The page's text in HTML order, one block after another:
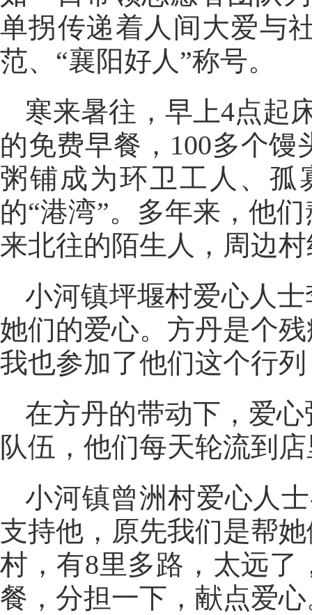
单拐传递着人间大爱与
范、“襄阳好人”称号。
寒来暑往，早上4点起
的免费早餐，100多个
粥铺成为环卫工人、孤
的“港湾”。多年来，他
来北往的陌生人，周边
小河镇坪堰村爱心人
她们的爱心。方丹是个
我也参加了他们这个行
在方丹的带动下，爱
队伍，他们每天轮流到
小河镇曾洲村爱心人
支持他，原先我们是帮
村，有8里多路，太远了
餐，分担一下，献点爱心